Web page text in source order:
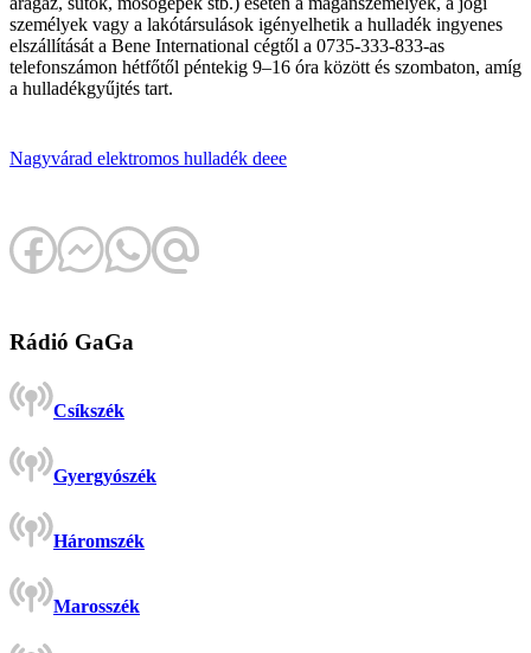
személyek vagy a lakótársulások igényelhetik a hulladék ingyenes
elszállítását a Bene International cégtől a 0735-333-833-as
telefonszámon hétfőtől péntekig 9–16 óra között és szombaton, amíg
a hulladékgyűjtés tart.
Nagyvárad elektromos hulladék deee
Rádió GaGa
Csíkszék
Gyergyószék
Háromszék
Marosszék